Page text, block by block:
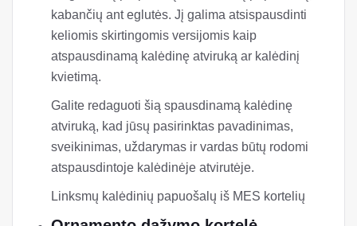
kabančių ant eglutės. Jį galima atsispausdinti
keliomis skirtingomis versijomis kaip
atspausdinamą kalėdinę atviruką ar kalėdinį
kvietimą.
Galite redaguoti šią spausdinamą kalėdinę
atviruką, kad jūsų pasirinktas pavadinimas,
sveikinimas, uždarymas ir vardas būtų rodomi
atspausdintoje kalėdinėje atvirutėje.
Linksmų kalėdinių papuošalų iš MES kortelių